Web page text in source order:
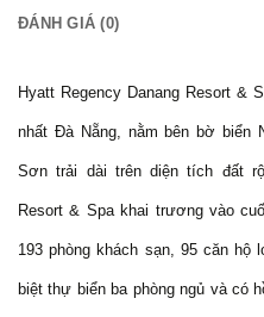
ĐÁNH GIÁ (0)
Hyatt Regency Danang Resort &
nhất Đà Nẵng, nằm bên bờ biển
Sơn trải dài trên diện tích đất
Resort & Spa khai trương vào
193 phòng khách sạn, 95 căn hộ
biệt thự biển ba phòng ngủ và có